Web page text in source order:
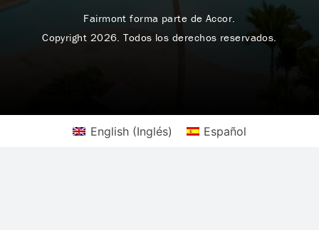
Fairmont forma parte de Accor.
Copyright 2026. Todos los derechos reservados.
English(Inglés) Español